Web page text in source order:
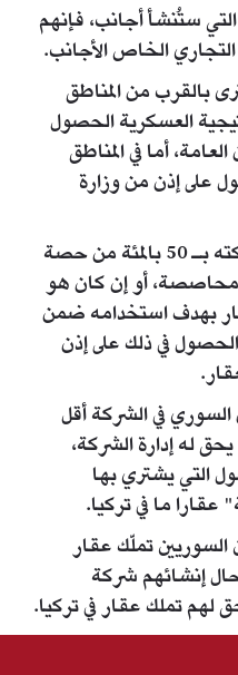
ستُنشأ أجانب، فإنهم
التجاري الخاص الأجانب.
بالقرب من المناطق
العسكرية الحصول
أما في المناطق
على إذن من وزارة
ب- المواطن السوري لدى مشاركته بـ 50 بالمئة من حصة
أو إن كان هو
بهدف استخدامه ضمن
في ذلك على إذن
في الشركة أقل
لا يحق له إدارة الشركة،
التي يشتري بها
ما في تركيا.
تملّك عقار
إنشائهم شركة
تملك عقار في تركيا.